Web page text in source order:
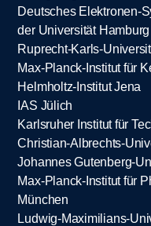
Deutsches Elektronen-
der Universität Hamburg
Ruprecht-Karls-
Max-Planck-Institut für
Helmholtz-Institut Jena
IAS Jülich
Karlsruher Institut für
Christian-Albrechts-
Johannes Gutenberg-
Max-Planck-Institut für
München
Ludwig-Maximilians-